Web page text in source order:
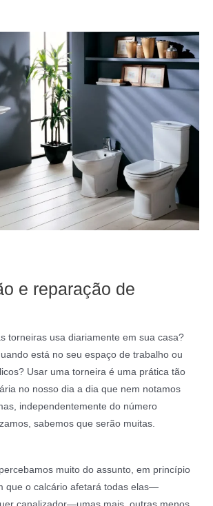
e reparação de
torneiras usa diariamente em sua casa?
está no seu espaço de trabalho ou
Usar uma torneira é uma prática tão
no nosso dia a dia que nem notamos
independentemente do número
sabemos que serão muitas.
muito do assunto, em princípio
que o calcário afetará todas elas—